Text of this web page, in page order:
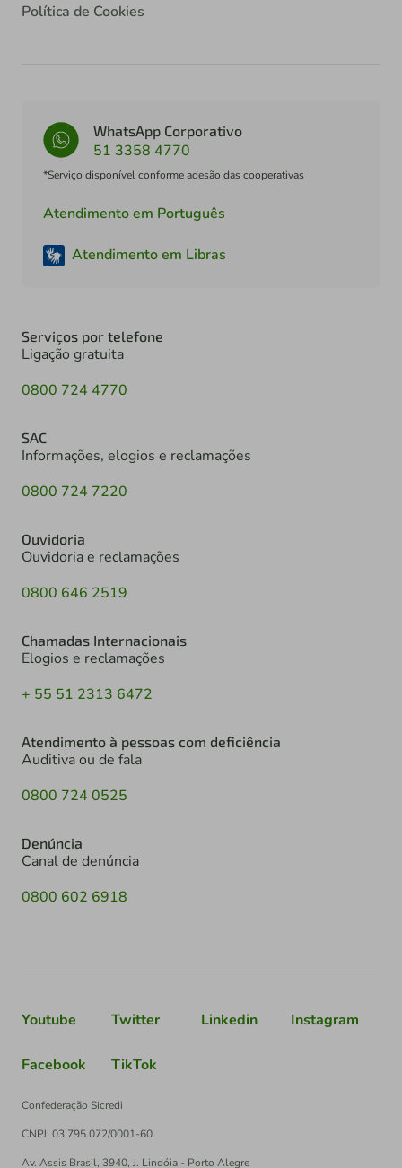
Política de Cookies
WhatsApp Corporativo
51 3358 4770
*Serviço disponível conforme adesão das cooperativas
Atendimento em Português
Atendimento em Libras
Serviços por telefone
Ligação gratuita
0800 724 4770
SAC
Informações, elogios e reclamações
0800 724 7220
Ouvidoria
Ouvidoria e reclamações
0800 646 2519
Chamadas Internacionais
Elogios e reclamações
+ 55 51 2313 6472
Atendimento à pessoas com deficiência
Auditiva ou de fala
0800 724 0525
Denúncia
Canal de denúncia
0800 602 6918
Youtube Twitter Linkedin Instagram
Facebook TikTok
Confederação Sicredi
CNPJ: 03.795.072/0001-60
Av. Assis Brasil, 3940, J. Lindóia - Porto Alegre